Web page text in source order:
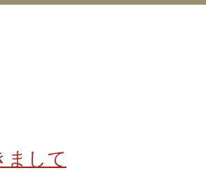
まして